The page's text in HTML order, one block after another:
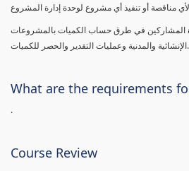
المشاركين في طرق حساب الكميات بالمشروعات
What are the requirements
.
Course Review